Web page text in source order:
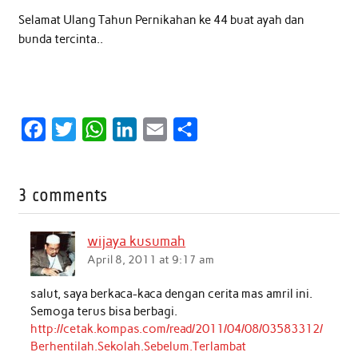
Selamat Ulang Tahun Pernikahan ke 44 buat ayah dan
bunda tercinta..
e
o
o
k
t
W
t
A
p
d
n
3 comments
wijaya kusumah
April 8, 2011 at 9:17 am
salut, saya berkaca-kaca dengan cerita mas amril ini.
Semoga terus bisa berbagi.
http://cetak.kompas.com/read/2011/04/08/03583312/
Berhentilah.Sekolah.Sebelum.Terlambat